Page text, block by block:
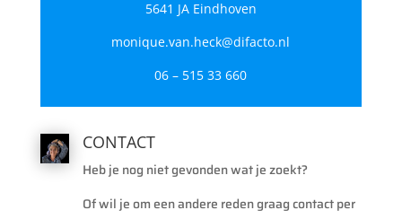
5641 JA Eindhoven
monique.van.heck@difacto.nl
06 – 515 33 660
CONTACT
Heb je nog niet gevonden wat je zoekt?
Of wil je om een andere reden graag contact per